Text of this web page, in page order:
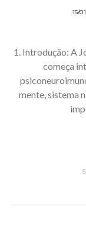
15/
1. Introdução: A
começa
mente, sistema